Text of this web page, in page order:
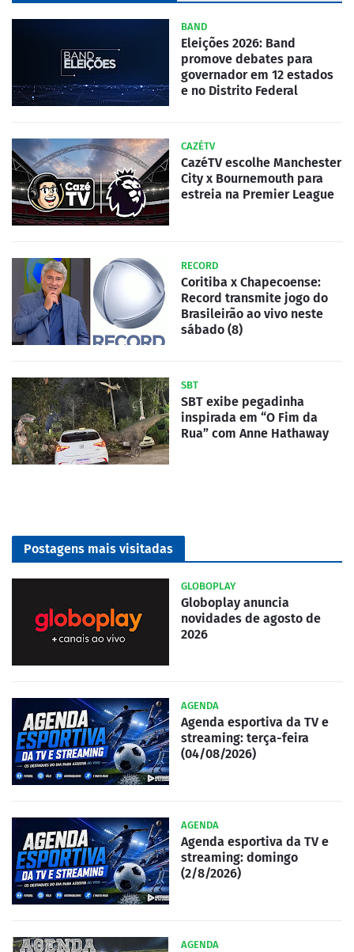
BAND
Eleições 2026: Band
promove debates para
governador em 12 estados
e no Distrito Federal
CAZÉTV
CazéTV escolhe Manchester
City x Bournemouth para
estreia na Premier League
RECORD
Coritiba x Chapecoense:
Record transmite jogo do
Brasileirão ao vivo neste
sábado (8)
SBT
SBT exibe pegadinha
inspirada em “O Fim da
Rua” com Anne Hathaway
Postagens mais visitadas
GLOBOPLAY
Globoplay anuncia
novidades de agosto de
2026
AGENDA
Agenda esportiva da TV e
streaming: terça-feira
(04/08/2026)
AGENDA
Agenda esportiva da TV e
streaming: domingo
(2/8/2026)
AGENDA